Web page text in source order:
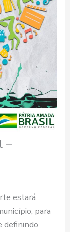
–
estará
para
definindo